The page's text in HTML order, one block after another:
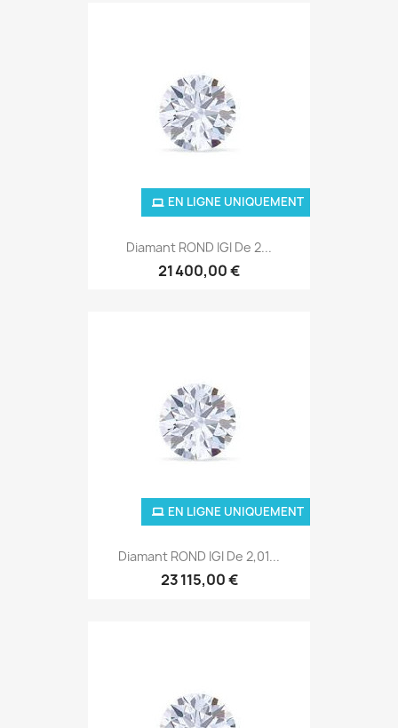
Diamant ROND IGI De 2...
21 400,00 €
EN LIGNE UNIQUEMENT
Diamant ROND IGI De 2,01...
23 115,00 €
EN LIGNE UNIQUEMENT